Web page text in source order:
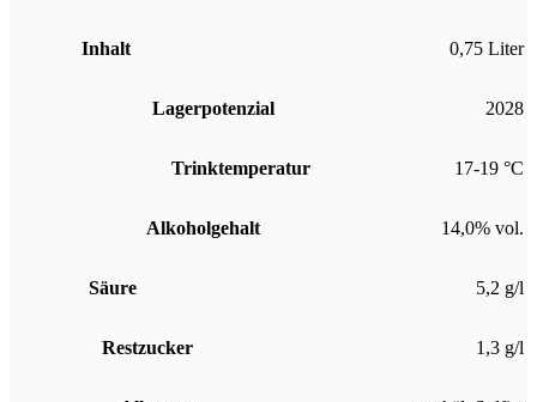
Inhalt 0,75 Liter
Lagerpotenzial 2028
Trinktemperatur 17-19 °C
Alkoholgehalt 14,0% vol.
Säure 5,2 g/l
Restzucker 1,3 g/l